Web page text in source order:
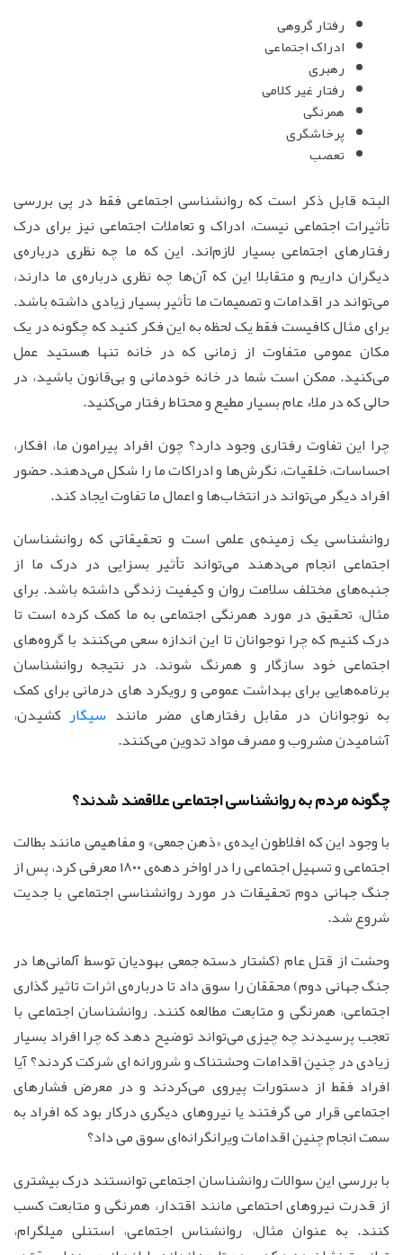
رفتار گروهی
ادراک اجتماعی
رهبری
رفتار غیر کلامی
همرنگی
پرخاشگری
تعصب
البته قابل ذکر است که روانشناسی اجتماعی فقط در پی بررسی
تأثیرات اجتماعی نیست، ادراک و تعاملات اجتماعی نیز برای درک
رفتارهای اجتماعی بسیار لازم‌اند. این که ما چه نظری درباره‌ی
دیگران داریم و متقابلا این که آن‌ها چه نظری درباره‌ی ما دارند،
می‌تواند در اقدامات و تصمیمات ما تأثیر بسیار زیادی داشته باشد.
برای مثال کافیست فقط یک‌ لحظه به این فکر کنید که چگونه در یک
مکان عمومی متفاوت از زمانی که در خانه تنها هستید عمل
می‌کنید. ممکن است شما در خانه خودمانی و بی‌قانون باشید، در
حالی که در ملاء عام بسیار مطیع و محتاط رفتار می‌کنید.
چرا این تفاوت رفتاری وجود دارد؟ چون افراد پیرامون ما، افکار،
احساسات، خلقیات، نگرش‌ها و ادراکات ما را شکل می‌دهند. حضور
افراد دیگر می‌تواند در انتخاب‌ها و اعمال ما تفاوت ایجاد کند.
روانشناسی یک زمینه‌ی علمی است و تحقیقاتی که روانشناسان
اجتماعی انجام می‌دهند می‌تواند تأثیر بسزایی در درک ما از
جنبه‌های مختلف سلامت روان و کیفیت زندگی داشته باشد. برای
مثال، تحقیق در مورد همرنگی اجتماعی به ما کمک کرده است تا
درک کنیم که چرا نوجوانان تا این اندازه سعی می‌کنند با گروه‌های
اجتماعی خود سازگار و همرنگ شوند. در نتیجه روانشناسان
برنامه‌هایی برای بهداشت عمومی و رویکرد های درمانی برای کمک‌
به نوجوانان در مقابل رفتارهای مضر مانند سیگارکشیدن،
آشامیدن مشروب و مصرف مواد تدوین می‌کنند.
چگونه مردم به روانشناسی اجتماعی علاقمند شدند؟
با وجود این که افلاطون ایده‌ی «ذهن جمعی» و مفاهیمی مانند بطالت
اجتماعی و تسهیل اجتماعی را در اواخر دهه‌ی ۱۸۰۰ معرفی کرد، پس از
جنگ جهانی دوم تحقیقات در مورد روانشناسی اجتماعی با جدیت
شروع شد.
وحشت از قتل عام (کشتار دسته جمعی بهودیان توسط آلمانی‌ها در
جنگ جهانی دوم) محققان را سوق داد تا درباره‌ی اثرات تاثیر گذاری
اجتماعی، همرنگی و متابعت مطالعه کنند‌. روانشناسان اجتماعی با
تعجب پرسیدند چه چیزی می‌تواند توضیح دهد که چرا افراد بسیار
زیادی در چنین اقدامات وحشتناک و شرورانه ای شرکت کردند؟ آیا
افراد فقط از دستورات پیروی می‌کردند و در معرض فشارهای
اجتماعی قرار می گرفتند یا نیروهای دیگری درکار بود که افراد به
سمت انجام چنین اقدامات ویرانگرانه‌ای سوق می داد؟
با بررسی این سوالات روانشناسان اجتماعی توانستند درک بیشتری
از قدرت نیروهای احتماعی مانند اقتدار، همرنگی و متابعت کسب
کنند. به عنوان مثال، روانشناس اجتماعی، استنلی میلگرام،